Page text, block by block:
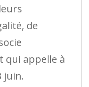
de
qui appelle à
juin.